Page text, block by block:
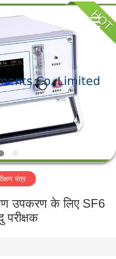
यंत्र
उपकरण के लिए SF6